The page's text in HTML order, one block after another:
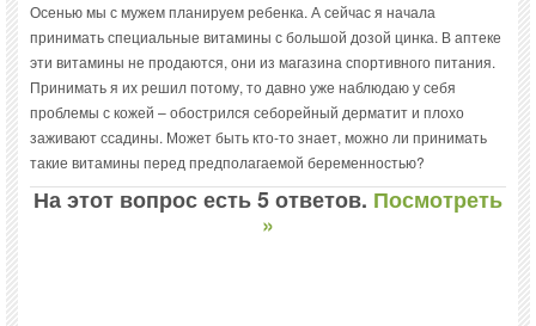
Осенью мы с мужем планируем ребенка. А сейчас я начала
принимать специальные витамины с большой дозой цинка. В аптеке
эти витамины не продаются, они из магазина спортивного питания.
Принимать я их решил потому, то давно уже наблюдаю у себя
проблемы с кожей – обострился себорейный дерматит и плохо
заживают ссадины. Может быть кто-то знает, можно ли принимать
такие витамины перед предполагаемой беременностью?
На этот вопрос есть 5 ответов. Посмотреть
»